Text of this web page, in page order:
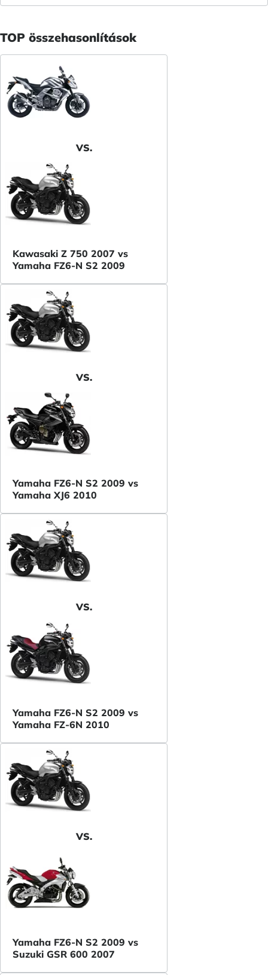
TOP összehasonlítások
VS.
Kawasaki Z 750 2007 vs
Yamaha FZ6-N S2 2009
VS.
Yamaha FZ6-N S2 2009 vs
Yamaha XJ6 2010
VS.
Yamaha FZ6-N S2 2009 vs
Yamaha FZ-6N 2010
VS.
Yamaha FZ6-N S2 2009 vs
Suzuki GSR 600 2007